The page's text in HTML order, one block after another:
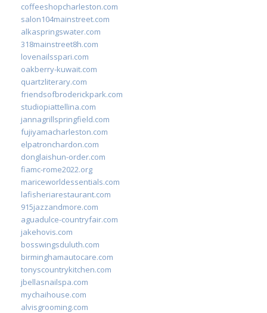
coffeeshopcharleston.com
salon104mainstreet.com
alkaspringswater.com
318mainstreet8h.com
lovenailsspari.com
oakberry-kuwait.com
quartzliterary.com
friendsofbroderickpark.com
studiopiattellina.com
jannagrillspringfield.com
fujiyamacharleston.com
elpatronchardon.com
donglaishun-order.com
fiamc-rome2022.org
mariceworldessentials.com
lafisheriarestaurant.com
915jazzandmore.com
aguadulce-countryfair.com
jakehovis.com
bosswingsduluth.com
birminghamautocare.com
tonyscountrykitchen.com
jbellasnailspa.com
mychaihouse.com
alvisgrooming.com